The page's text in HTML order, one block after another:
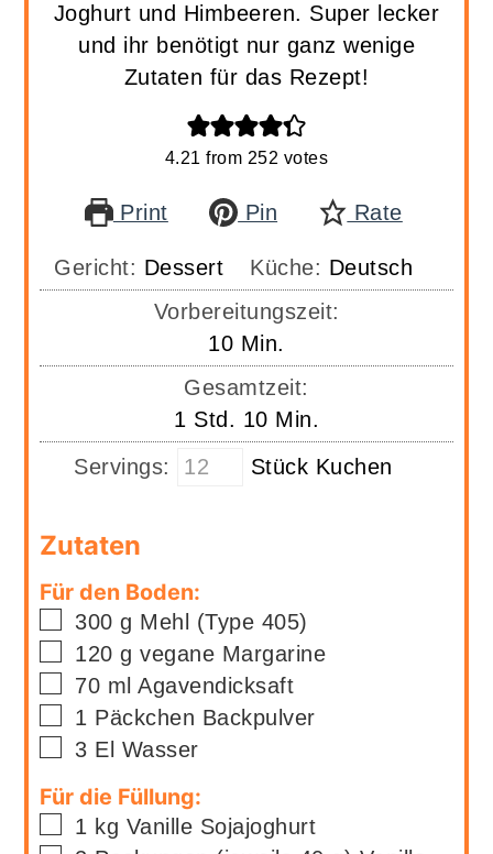
Joghurt und Himbeeren. Super lecker
und ihr benötigt nur ganz wenige
Zutaten für das Rezept!
4.21 from 252 votes
Print Pin Rate
Gericht: Dessert Küche: Deutsch
Vorbereitungszeit:
10Minuten
Min.
Gesamtzeit:
1 Stunde
Std. 10Minuten
Min.
Servings:
Stück Kuchen
Zutaten
Für den Boden:
▢
300 g Mehl (Type 405)
▢
120 g vegane Margarine
▢
70 mlAgavendicksaft
▢
1 Päckchen Backpulver
▢
3 El Wasser
Für die Füllung:
▢
1 kg Vanille Sojajoghurt